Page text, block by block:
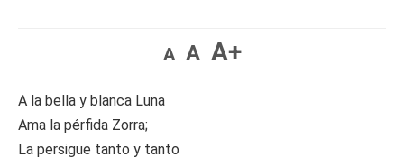
A A A+
A la bella y blanca Luna
Ama la pérfida Zorra;
La persigue tanto y tanto